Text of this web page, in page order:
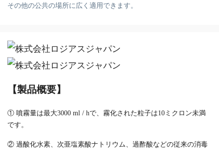
その他の公共の場所に広く適用できます。
【製品概要】
① 噴霧量は最大3000 ml / hで、霧化された粒子は10ミクロン未満
です。
② 過酸化水素、次亜塩素酸ナトリウム、過酢酸などの従来の消毒